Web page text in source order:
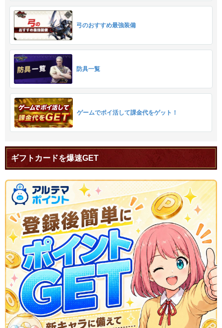
弓のおすすめ最強装備
防具一覧
ゲームでポイ活して課金代をゲット！
ギフトカードを爆速GET